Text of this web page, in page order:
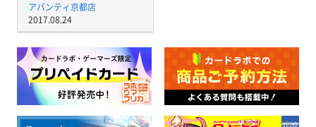
アバンティ京都店
2017.08.24